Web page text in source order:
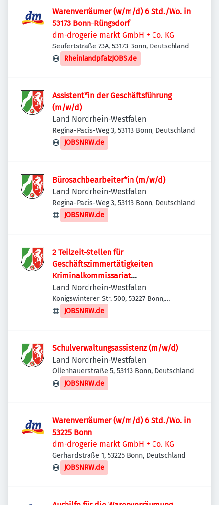
Warenverräumer (w/m/d) 6 Std./Wo. in
53173 Bonn-Rüngsdorf
dm-drogerie markt GmbH + Co. KG
Seufertstraße 73A, 53173 Bonn, Deutschland
RheinlandpfalzJOBS.de
Assistent*in der Geschäftsführung
(m/w/d)
Land Nordrhein-Westfalen
Regina-Pacis-Weg 3, 53113 Bonn, Deutschland
JOBSNRW.de
Bürosachbearbeiter*in (m/w/d)
Land Nordrhein-Westfalen
Regina-Pacis-Weg 3, 53113 Bonn, Deutschland
JOBSNRW.de
2 Teilzeit-Stellen für
Geschäftszimmertätigkeiten
Kriminalkommissariat
Kriminalprävention und Opferschutz &
Kriminalkommissariat 32 (m/w/d)
Land Nordrhein-Westfalen
Königswinterer Str. 500, 53227 Bonn,
Deutschland
JOBSNRW.de
Schulverwaltungsassistenz (m/w/d)
Land Nordrhein-Westfalen
Ollenhauerstraße 5, 53113 Bonn, Deutschland
JOBSNRW.de
Warenverräumer (w/m/d) 6 Std./Wo. in
53225 Bonn
dm-drogerie markt GmbH + Co. KG
Gerhardstraße 1, 53225 Bonn, Deutschland
JOBSNRW.de